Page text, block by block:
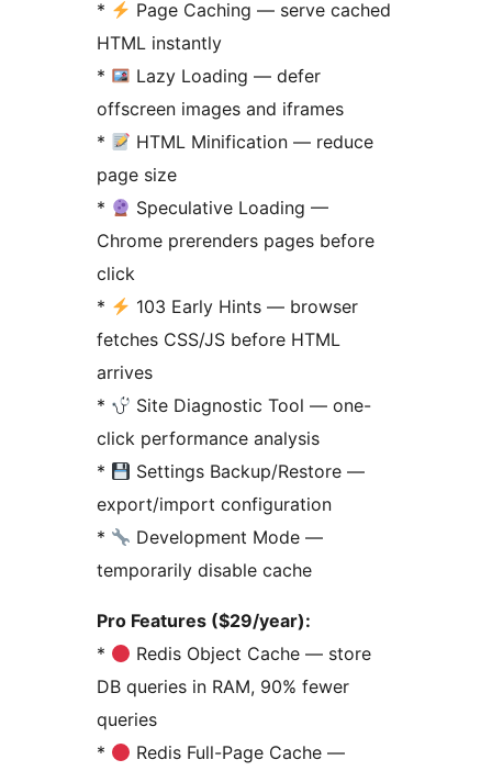
*
Page Caching — serve cached
HTML instantly
*
Lazy Loading — defer
offscreen images and iframes
*
HTML Minification — reduce
page size
*
Speculative Loading —
Chrome prerenders pages before
click
*
103 Early Hints — browser
fetches CSS/JS before HTML
arrives
*
Site Diagnostic Tool — one-
click performance analysis
*
Settings Backup/Restore —
export/import configuration
*
Development Mode —
temporarily disable cache
Pro Features ($29/year):
*
Redis Object Cache — store
DB queries in RAM, 90% fewer
queries
*
Redis Full-Page Cache —